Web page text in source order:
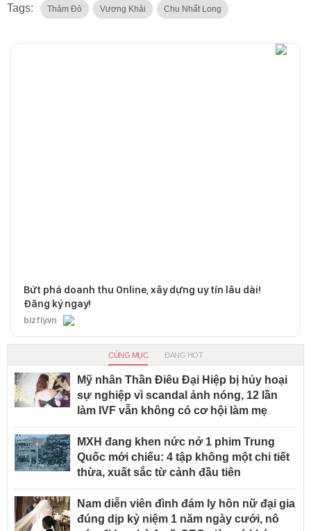
Tags: Thảm Đỏ Vương Khải Chu Nhất Long
Bứt phá doanh thu Online, xây dựng uy tín lâu dài!
Đăng ký ngay!
bizfly.vn
CÙNG MỤC ĐANG HOT
Mỹ nhân Thần Điêu Đại Hiệp bị hủy hoại
sự nghiệp vì scandal ảnh nóng, 12 lần
làm IVF vẫn không có cơ hội làm mẹ
MXH đang khen nức nở 1 phim Trung
Quốc mới chiếu: 4 tập không một chi tiết
thừa, xuất sắc từ cảnh đầu tiên
Nam diễn viên đình đám ly hôn nữ đại gia
đúng dịp kỷ niệm 1 năm ngày cưới, nô